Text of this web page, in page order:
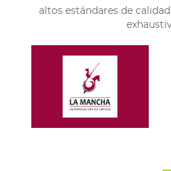
altos estándares de